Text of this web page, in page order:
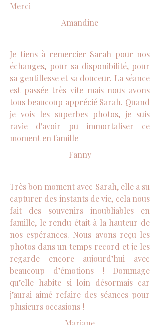
Merci
Amandine
Je tiens à remercier Sarah pour nos
échanges, pour sa disponibilité, pour
sa gentillesse et sa douceur. La séance
est passée très vite mais nous avons
tous beaucoup apprécié Sarah. Quand
je vois les superbes photos, je suis
ravie d'avoir pu immortaliser ce
moment en famille
Fanny
Très bon moment avec Sarah, elle a su
capturer des instants de vie, cela nous
fait des souvenirs inoubliables en
famille, le rendu était à la hauteur de
nos espérances. Nous avons reçu les
photos dans un temps record et je les
regarde encore aujourd’hui avec
beaucoup d’émotions ! Dommage
qu’elle habite si loin désormais car
j’aurai aimé refaire des séances pour
plusieurs occasions !